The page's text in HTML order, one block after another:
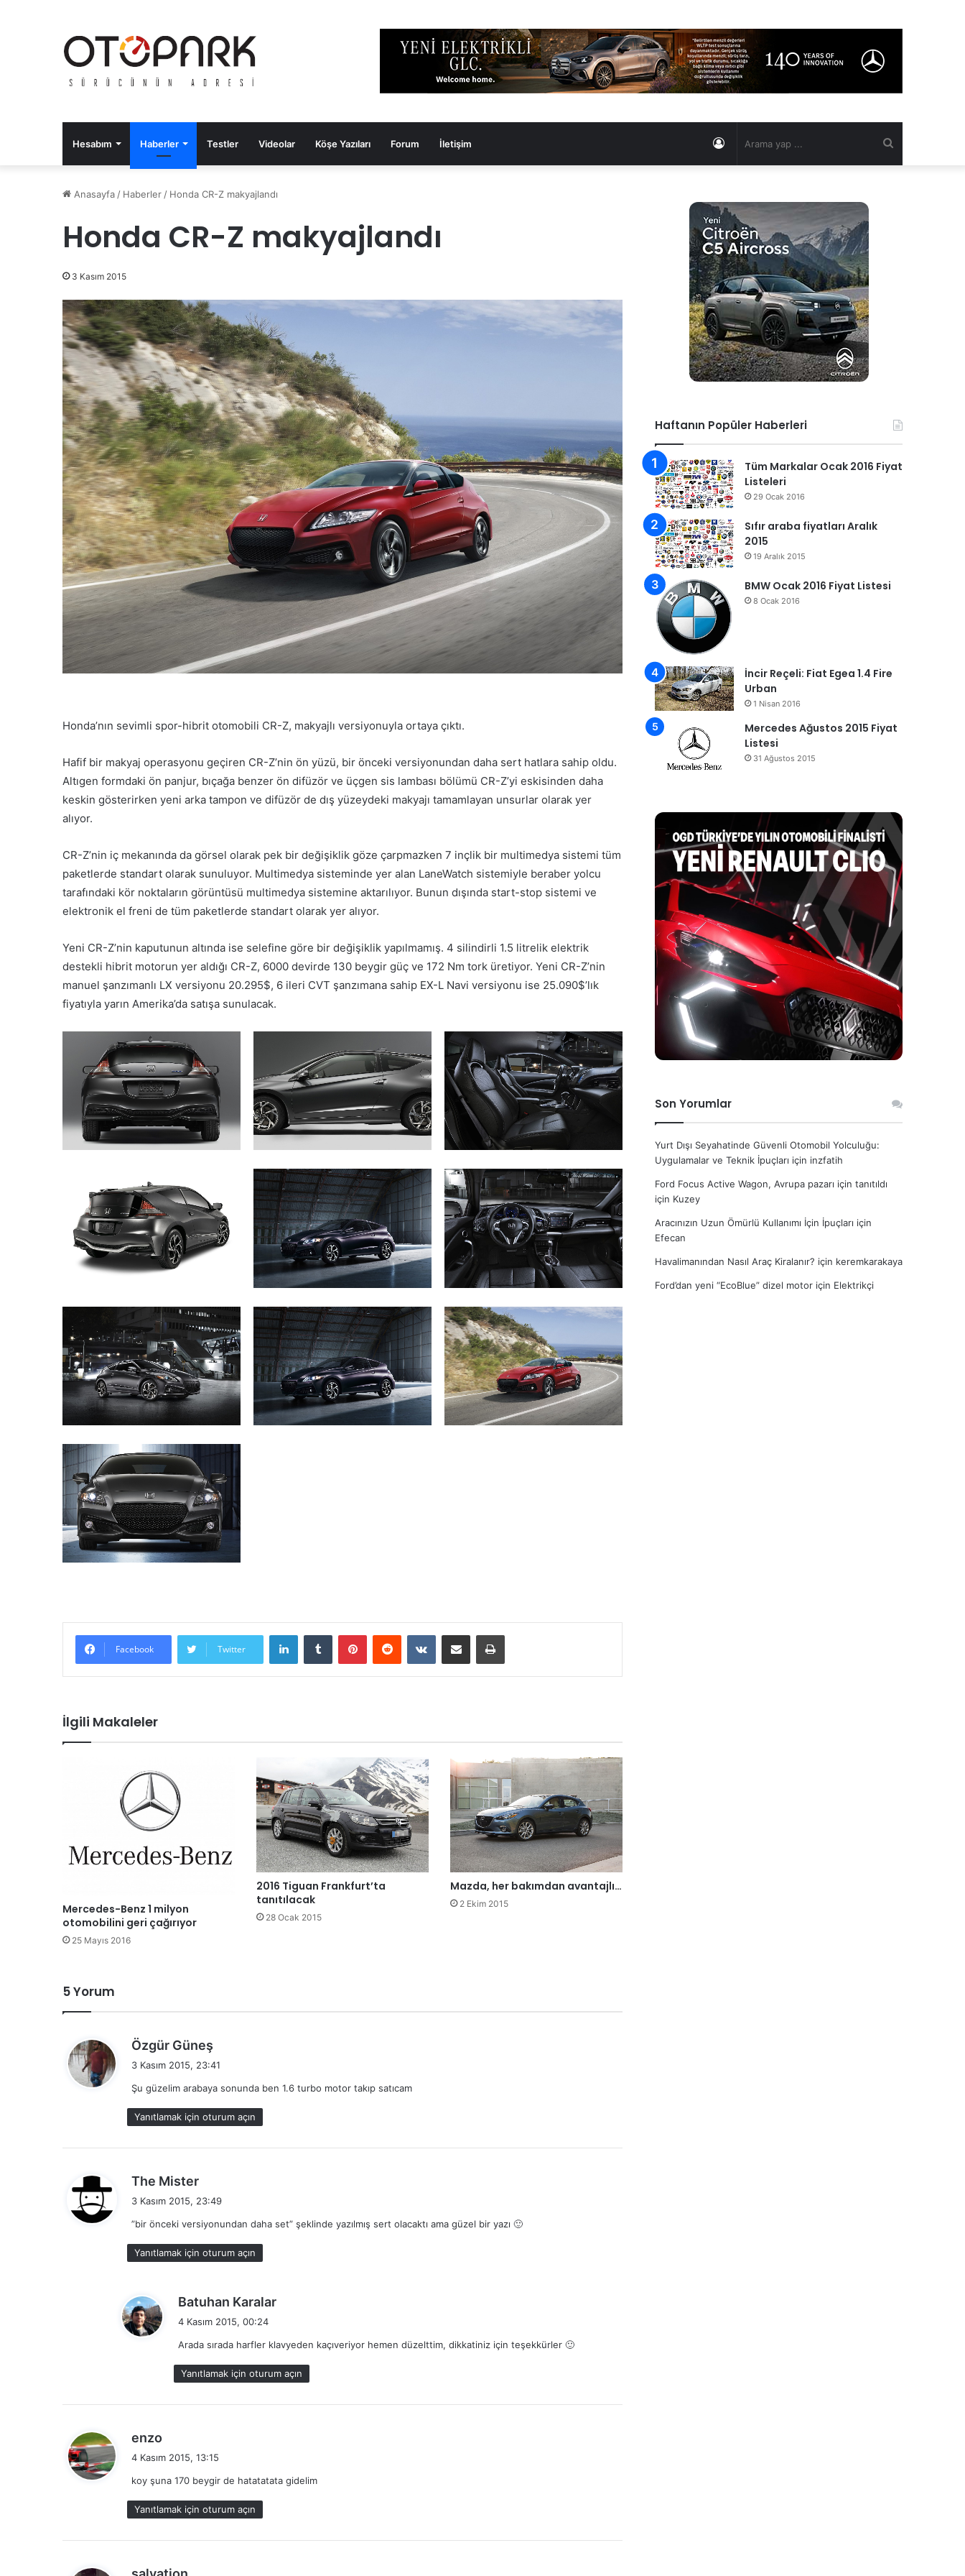
Hesabım Haberler Testler Videolar Köşe Yazıları Forum İletişim Kayıt
Anasayfa / Haberler / Honda CR-Z makyajlandı
Honda CR-Z makyajlandı
3 Kasım 2015
Honda’nın sevimli spor-hibrit otomobili CR-Z, makyajlı versiyonuyla ortaya çıktı.
Hafif bir makyaj operasyonu geçiren CR-Z’nin ön yüzü, bir önceki versiyonundan daha sert hatlara sahip oldu.
Altıgen formdaki ön panjur, bıçağa benzer ön difüzör ve üçgen sis lambası bölümü CR-Z’yi eskisinden daha
keskin gösterirken yeni arka tampon ve difüzör de dış yüzeydeki makyajı tamamlayan unsurlar olarak yer
alıyor.
CR-Z’nin iç mekanında da görsel olarak pek bir değişiklik göze çarpmazken 7 inçlik bir multimedya sistemi tüm
paketlerde standart olarak sunuluyor. Multimedya sisteminde yer alan LaneWatch sistemiyle beraber yolcu
tarafındaki kör noktaların görüntüsü multimedya sistemine aktarılıyor. Bunun dışında start-stop sistemi ve
elektronik el freni de tüm paketlerde standart olarak yer alıyor.
Yeni CR-Z’nin kaputunun altında ise selefine göre bir değişiklik yapılmamış. 4 silindirli 1.5 litrelik elektrik
destekli hibrit motorun yer aldığı CR-Z, 6000 devirde 130 beygir güç ve 172 Nm tork üretiyor. Yeni CR-Z’nin
manuel şanzımanlı LX versiyonu 20.295$, 6 ileri CVT şanzımana sahip EX-L Navi versiyonu ise 25.090$’lık
fiyatıyla yarın Amerika’da satışa sunulacak.
Facebook Twitter
İlgili Makaleler
Mercedes-Benz 1 milyon
otomobilini geri çağırıyor
25 Mayıs 2016
2016 Tiguan Frankfurt’ta
tanıtılacak
28 Ocak 2015
Mazda, her bakımdan avantajlı…
2 Ekim 2015
5 Yorum
Özgür Güneş
i
k
i
3 Kasım 2015, 23:41
Şu güzelim arabaya sonunda ben 1.6 turbo motor takıp satıcam
Yanıtlamak için oturum açın
The Mister
i
k
i
3 Kasım 2015, 23:49
”bir önceki versiyonundan daha set” şeklinde yazılmış sert olacaktı ama güzel bir yazı 🙂
Yanıtlamak için oturum açın
Batuhan Karalar
i
k
i
4 Kasım 2015, 00:24
Arada sırada harfler klavyeden kaçıveriyor hemen düzelttim, dikkatiniz için teşekkürler 🙂
Yanıtlamak için oturum açın
enzo
i
k
i
4 Kasım 2015, 13:15
koy şuna 170 beygir de hatatatata gidelim
Yanıtlamak için oturum açın
Haftanın Popüler Haberleri
Tüm Markalar Ocak 2016 Fiyat
Listeleri
29 Ocak 2016
Sıfır araba fiyatları Aralık
2015
19 Aralık 2015
BMW Ocak 2016 Fiyat Listesi
8 Ocak 2016
İncir Reçeli: Fiat Egea 1.4 Fire
Urban
1 Nisan 2016
Mercedes Ağustos 2015 Fiyat
Listesi
31 Ağustos 2015
Son Yorumlar
Yurt Dışı Seyahatinde Güvenli Otomobil Yolculuğu:
Uygulamalar ve Teknik İpuçları için inzfatih
Ford Focus Active Wagon, Avrupa pazarı için tanıtıldı
için Kuzey
Aracınızın Uzun Ömürlü Kullanımı İçin İpuçları için
Efecan
Havalimanından Nasıl Araç Kiralanır? için keremkarakaya
Ford’dan yeni “EcoBlue” dizel motor için Elektrikçi